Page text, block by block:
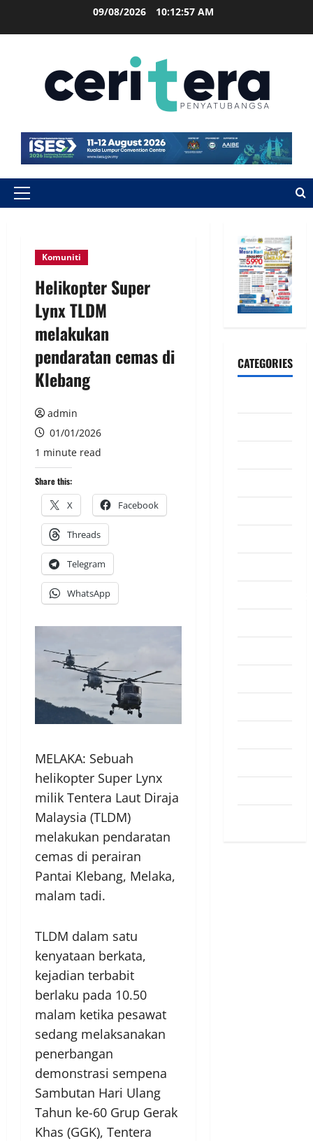
09/08/2026 10:12:57 AM
Komuniti
Helikopter Super
Lynx TLDM
melakukan
pendaratan cemas di
Klebang
admin
01/01/2026
1 minute read
Share this:
X Facebook
Threads
Telegram
WhatsApp
MELAKA: Sebuah
helikopter Super Lynx
milik Tentera Laut Diraja
Malaysia (TLDM)
melakukan pendaratan
cemas di perairan
Pantai Klebang, Melaka,
malam tadi.
TLDM dalam satu
kenyataan berkata,
kejadian terbabit
berlaku pada 10.50
malam ketika pesawat
sedang melaksanakan
penerbangan
demonstrasi sempena
Sambutan Hari Ulang
Tahun ke-60 Grup Gerak
Khas (GGK), Tentera
CATEGORIES